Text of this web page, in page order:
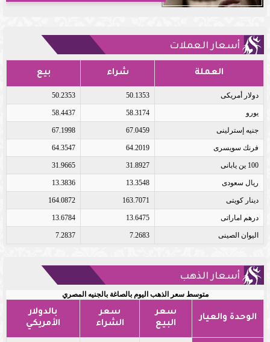
أسعار العملات
العملة شراء بيع
دولار أمريكى 50.1353
50.2353
يورو 58.3174
58.4437
جنيه إسترلينى 67.0459
67.1998
فرنك سويسرى 64.2019
64.3547
100 ين يابانى 31.8927
31.9665
ريال سعودى 13.3548
13.3836
دينار كويتى 163.7071
164.0872
درهم اماراتى 13.6475
13.6784
اليوان الصينى 7.2683
7.2837
أسعار الذهب
متوسط سعر الذهب اليوم بالصاغة بالجنيه المصري
الوحدة والعيار
سعر
البيع
سعر
الشراء
بالدولار
الأمريكي